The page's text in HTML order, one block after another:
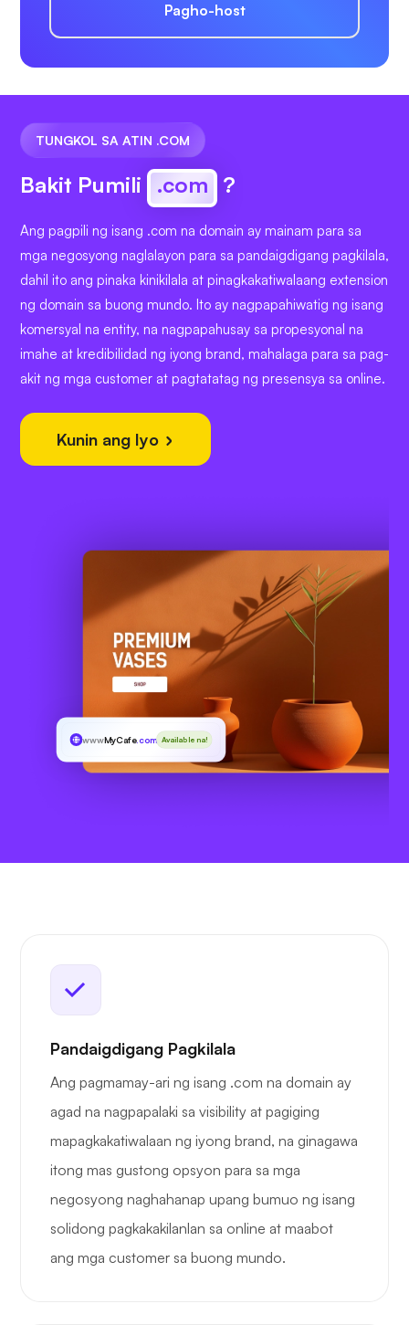
Pagho-host
TUNGKOL SA ATIN .COM
Bakit Pumili .com ?
Ang pagpili ng isang .com na domain ay mainam para sa
mga negosyong naglalayon para sa pandaigdigang pagkilala,
dahil ito ang pinaka kinikilala at pinagkakatiwalaang extension
ng domain sa buong mundo. Ito ay nagpapahiwatig ng isang
komersyal na entity, na nagpapahusay sa propesyonal na
imahe at kredibilidad ng iyong brand, mahalaga para sa pag-
akit ng mga customer at pagtatatag ng presensya sa online.
Kunin ang Iyo
wwwMyCafe.com Available na!
Pandaigdigang Pagkilala
Ang pagmamay-ari ng isang .com na domain ay
agad na nagpapalaki sa visibility at pagiging
mapagkakatiwalaan ng iyong brand, na ginagawa
itong mas gustong opsyon para sa mga
negosyong naghahanap upang bumuo ng isang
solidong pagkakakilanlan sa online at maabot
ang mga customer sa buong mundo.